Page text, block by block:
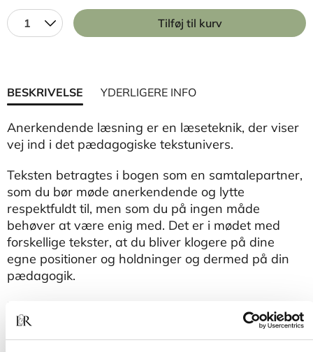
1 Tilføj til kurv
BESKRIVELSE YDERLIGERE INFO
Anerkendende læsning er en læseteknik, der viser
vej ind i det pædagogiske tekstunivers.
Teksten betragtes i bogen som en samtalepartner,
som du bør møde anerkendende og lytte
respektfuldt til, men som du på ingen måde
behøver at være enig med. Det er i mødet med
forskellige tekster, at du bliver klogere på dine
egne positioner og holdninger og dermed på din
pædagogik.
Bogen udstyrer dig med en række læsemodeller,
som kan støtte dig igennem hele dit studie.
Samtidig introduceres du til pædagogiske